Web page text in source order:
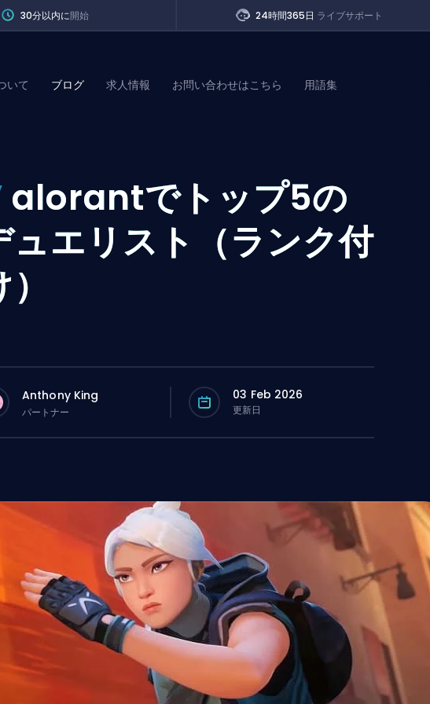
30分以内に開始 24時間365日 ライブサポート
いて ブログ 求人情報 お問い合わせはこちら 用語集
alorantでトップ5の
ュエリスト（ランク付
Anthony King
パートナー
03 Feb 2026
更新日